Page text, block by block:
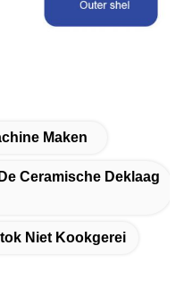
Maken
Ceramische Deklaag
Niet Kookgerei